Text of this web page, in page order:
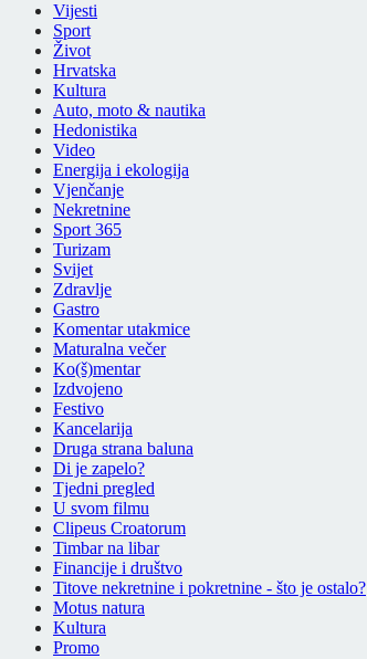
Vijesti
Sport
Život
Hrvatska
Kultura
Auto, moto & nautika
Hedonistika
Video
Energija i ekologija
Vjenčanje
Nekretnine
Sport 365
Turizam
Svijet
Zdravlje
Gastro
Komentar utakmice
Maturalna večer
Ko(š)mentar
Izdvojeno
Festivo
Kancelarija
Druga strana baluna
Di je zapelo?
Tjedni pregled
U svom filmu
Clipeus Croatorum
Timbar na libar
Financije i društvo
Titove nekretnine i pokretnine - što je ostalo?
Motus natura
Kultura
Promo